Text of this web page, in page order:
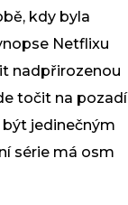
kdy byla
Netflixu
nadpřirozenou
točit na pozadí
být jedinečným
série má osm